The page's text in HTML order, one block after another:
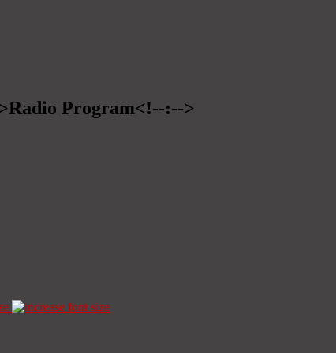
Program<!--:-->